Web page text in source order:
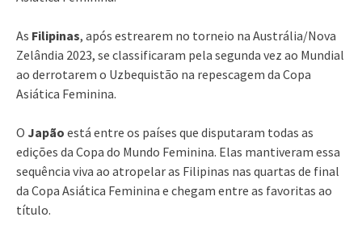
As Filipinas, após estrearem no torneio na Austrália/Nova
Zelândia 2023, se classificaram pela segunda vez ao Mundial
ao derrotarem o Uzbequistão na repescagem da Copa
Asiática Feminina.
O Japão está entre os países que disputaram todas as
edições da Copa do Mundo Feminina. Elas mantiveram essa
sequência viva ao atropelar as Filipinas nas quartas de final
da Copa Asiática Feminina e chegam entre as favoritas ao
título.